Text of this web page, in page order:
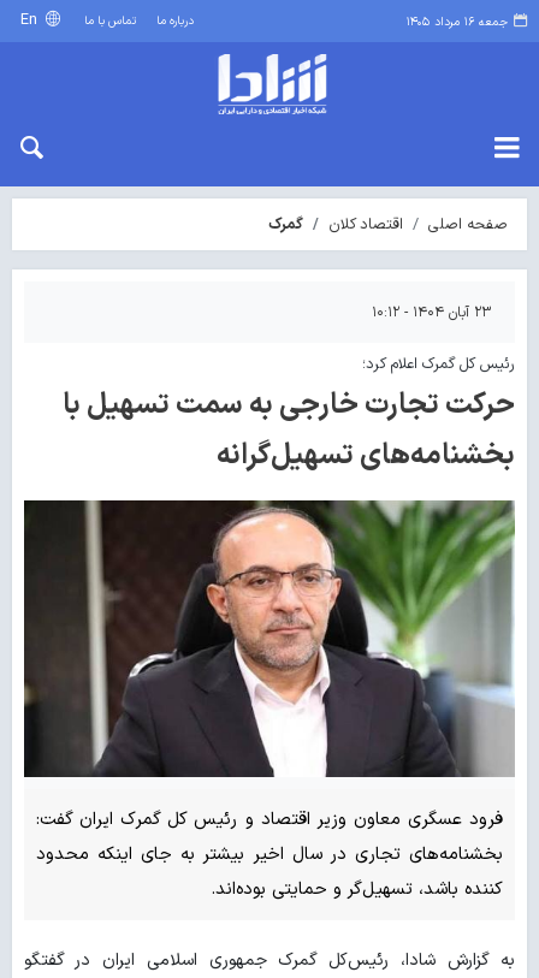
جمعه ۱۶ مرداد ۱۴۰۵ درباره ما تماس با ما
صفحه اصلی اقتصاد کلان گمرک
۲۳ آبان ۱۴۰۴ - ۱۰:۱۲
رئیس کل گمرک اعلام کرد؛
حرکت تجارت خارجی به سمت تسهیل با
بخشنامه‌های تسهیل‌گرانه
فرود عسگری معاون وزیر اقتصاد و رئیس‌ کل گمرک ایران گفت:
بخشنامه‌های تجاری در سال اخیر بیشتر به جای اینکه محدود
کننده باشد، تسهیل‌گر و حمایتی بوده‌اند.
به گزارش شادا، رئیس‌کل گمرک جمهوری اسلامی ایران در گفتگو